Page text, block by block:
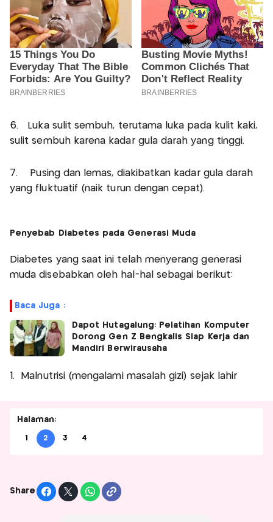
6. Luka sulit sembuh, terutama luka pada kulit kaki,
sulit sembuh karena kadar gula darah yang tinggi.
7. Pusing dan lemas, diakibatkan kadar gula darah
yang fluktuatif (naik turun dengan cepat).
Penyebab Diabetes pada Generasi Muda
Diabetes yang saat ini telah menyerang generasi
muda disebabkan oleh hal-hal sebagai berikut:
Baca Juga :
Dapot Hutagalung: Pelatihan Komputer
Dorong Gen Z Bengkalis Siap Kerja dan
Mandiri Berwirausaha
1. Malnutrisi (mengalami masalah gizi) sejak lahir
Halaman:
1 2 3 4
Share